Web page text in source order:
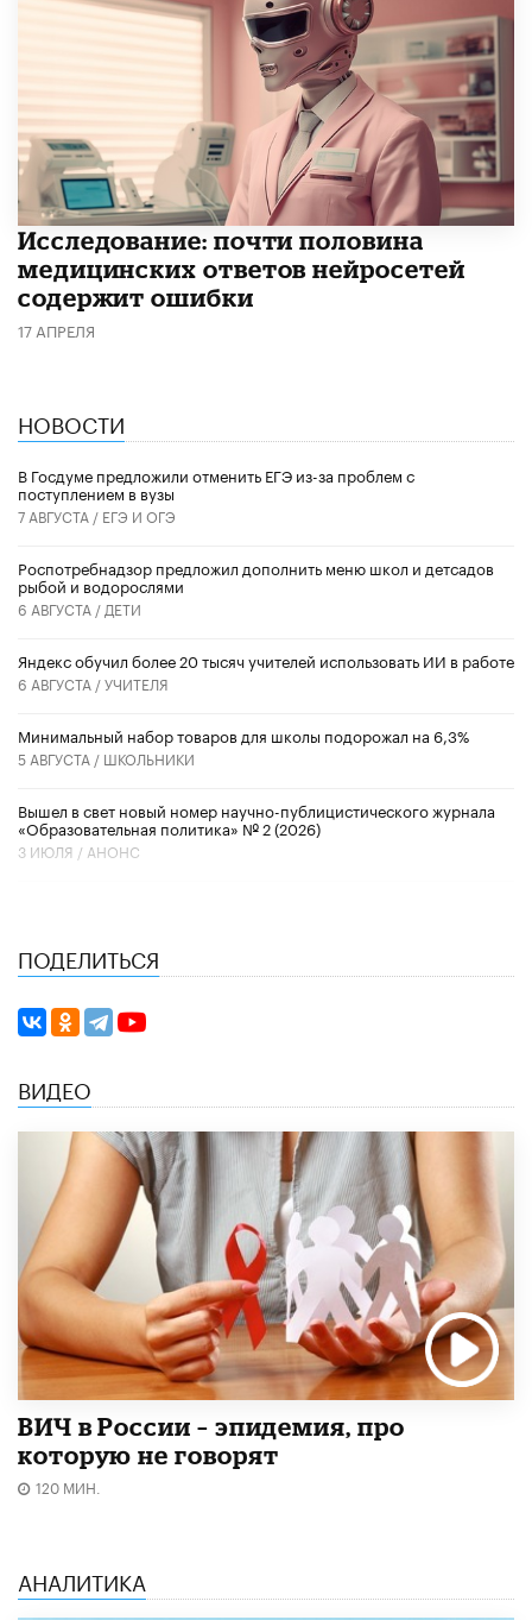
Исследование: почти половина
медицинских ответов нейросетей
содержит ошибки
17 АПРЕЛЯ
НОВОСТИ
В Госдуме предложили отменить ЕГЭ из-за проблем с
поступлением в вузы
7 АВГУСТА / ЕГЭ И ОГЭ
Роспотребнадзор предложил дополнить меню школ и детсадов
рыбой и водорослями
6 АВГУСТА / ДЕТИ
​Яндекс обучил более 20 тысяч учителей использовать ИИ в работе
6 АВГУСТА /УЧИТЕЛЯ
Минимальный набор товаров для школы подорожал на 6,3%
5 АВГУСТА / ШКОЛЬНИКИ
Вышел в свет новый номер научно-публицистического журнала
«Образовательная политика» № 2 (2026)
3 ИЮЛЯ / АНОНС
ПОДЕЛИТЬСЯ
ВИДЕО
ВИЧ в России – эпидемия, про
которую не говорят
120 МИН.
АНАЛИТИКА